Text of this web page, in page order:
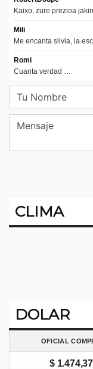
CLIMA
DOLAR
OFICIAL
$ 1.474,37